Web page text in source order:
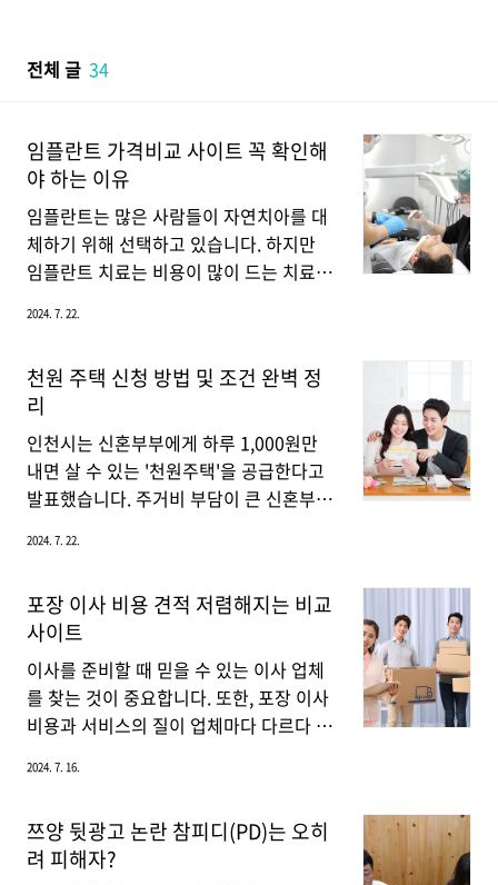
전체 글 34
임플란트 가격비교 사이트 꼭 확인해
야 하는 이유
임플란트는 많은 사람들이 자연치아를 대
체하기 위해 선택하고 있습니다. 하지만
임플란트 치료는 비용이 많이 드는 치료
서 임플란트를 고려한다면 임플란트 가격
장 적합한 치료를 선택하는 것이 중요합니
다. 지금부터 임플란트 가격비교 사이트를
확인해야 하는 이유와 그 중요성에 대해
자세히 알아보겠습니다. 다양한 가격대 비
교 가능임플란트 치료 비용은 치과마다 차
300만 원 정도로 차이를 보이고 있으므로
의 가격 정보를 한눈에 파악한 후 합리적
인 가격의 병원을 선택하는 것이 중요합니
다. 이를 통해 불필요하게 높은 비용을 지
출하지 않도록 예방할 수 있습니다...
2024. 7. 22.
천원 주택 신청 방법 및 조건 완벽 정
리
인천시는 신혼부부에게 하루 1,000원만
내면 살 수 있는 '천원주택'을 공급한다고
발표했습니다. 주거비 부담이 큰 신혼부부
주거 환경을 통해 출산율을 높이려는 목표
신청 방법을 알아보겠습니다.천원 주택이
란? 천원주택은 신혼부부에게 월 임대료 3
만 원(하루 1,000원)으로 제공됩니다. 이
주택은 인천시에서 매년 1,000가구씩 공
급할 예정이며, 대상은 예비 신혼부부 및
대 기간은 최초 2년이며, 최대 6년까지 연
혼부부들이 자녀 계획을 세우고, 가족을
꾸릴 수 있도록 돕기 위한 조치입니다. 특
2024. 7. 22.
포장 이사 비용 견적 저렴해지는 비교
사이트
이사를 준비할 때 믿을 수 있는 이사 업체
를 찾는 것이 중요합니다. 또한, 포장 이사
비용과 서비스의 질이 업체마다 다르다 보
지금부터 포장 이사 견적 비용을 조금이라
습니다.이사업체 비교 플랫폼 이용하기 1.
위매치 다이사위매치 다이사는 여러 이사
2024. 7. 16.
쯔양 뒷광고 논란 참피디(PD)는 오히
려 피해자?